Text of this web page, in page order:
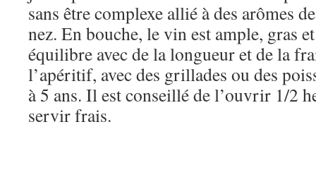
sans être complexe allié à des arômes
nez. En bouche, le vin est ample, gras
équilibre avec de la longueur et de la
l’apéritif, avec des grillades ou des
à 5 ans. Il est conseillé de l’ouvrir 1/2
servir frais.